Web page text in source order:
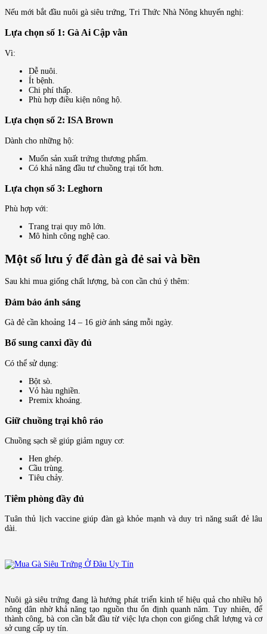
Nếu mới bắt đầu nuôi gà siêu trứng, Tri Thức Nhà Nông khuyến nghị:
Lựa chọn số 1: Gà Ai Cập vằn
Vì:
Dễ nuôi.
Ít bệnh.
Chi phí thấp.
Phù hợp điều kiện nông hộ.
Lựa chọn số 2: ISA Brown
Dành cho những hộ:
Muốn sản xuất trứng thương phẩm.
Có khả năng đầu tư chuồng trại tốt hơn.
Lựa chọn số 3: Leghorn
Phù hợp với:
Trang trại quy mô lớn.
Mô hình công nghệ cao.
Một số lưu ý để đàn gà đẻ sai và bền
Sau khi mua giống chất lượng, bà con cần chú ý thêm:
Đảm bảo ánh sáng
Gà đẻ cần khoảng 14 – 16 giờ ánh sáng mỗi ngày.
Bổ sung canxi đầy đủ
Có thể sử dụng:
Bột sò.
Vỏ hàu nghiền.
Premix khoáng.
Giữ chuồng trại khô ráo
Chuồng sạch sẽ giúp giảm nguy cơ:
Hen ghép.
Cầu trùng.
Tiêu chảy.
Tiêm phòng đầy đủ
Tuân thủ lịch vaccine giúp đàn gà khỏe mạnh và duy trì năng suất đẻ lâu
dài.
Nuôi gà siêu trứng đang là hướng phát triển kinh tế hiệu quả cho nhiều hộ
nông dân nhờ khả năng tạo nguồn thu ổn định quanh năm. Tuy nhiên, để
thành công, bà con cần bắt đầu từ việc lựa chọn con giống chất lượng và cơ
sở cung cấp uy tín.